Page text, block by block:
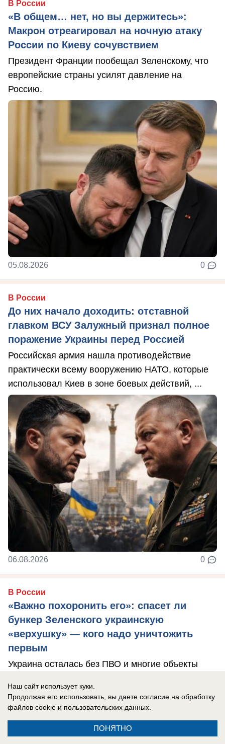
В России
«В общем… нет, но вы держитесь»:
Макрон отреагировал на ночную атаку
России по Киеву сочувствием
Президент Франции пообещал Зеленскому, что
европейские страны усилят давление на
Россию.
05.08.2026 0
В России
До них начало доходить: отставной
главком ВСУ Залужный признал полное
поражение Украины перед Россией
Российская армия нашла противодействие
практически всему вооружению НАТО, которые
использовал Киев в зоне боевых действий, ...
06.08.2026 0
В России
«Важно похоронить его»: спасет ли
бункер Зеленского украинскую
«верхушку» — кого надо уничтожить
первым
Украина осталась без ПВО и многие объекты
Наш сайт использует куки.
Продолжая его использовать, вы даете согласие на обработку
файлов cookie и пользовательских данных.
ПОНЯТНО